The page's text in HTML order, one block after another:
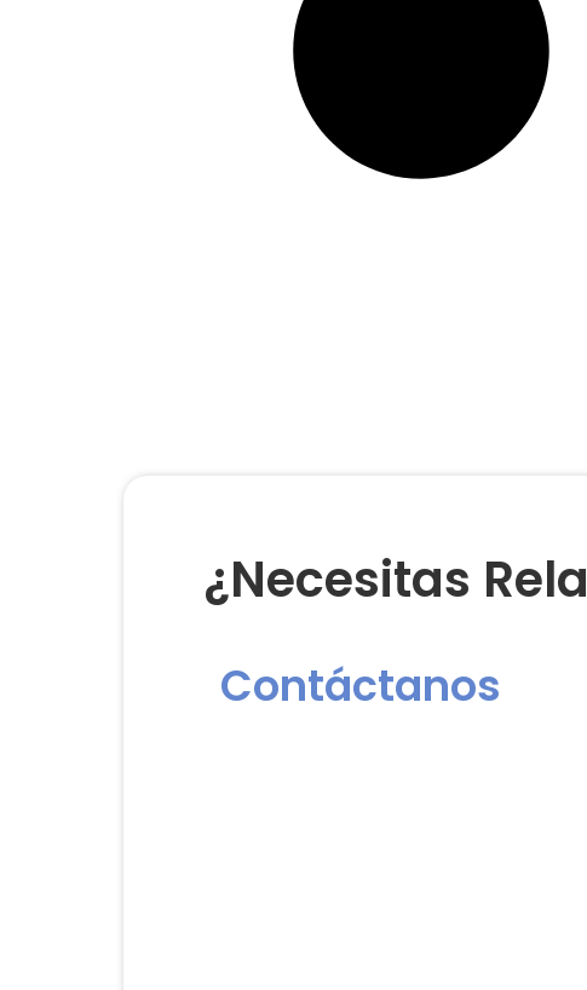
¿Necesitas
Contáctanos